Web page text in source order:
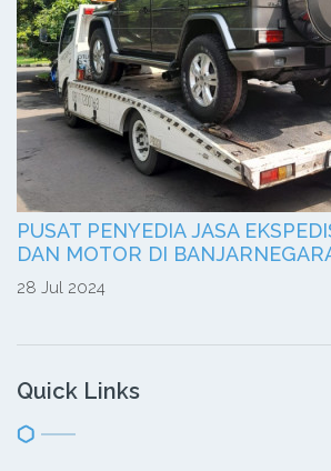
PUSAT PENYEDIA JASA
DAN MOTOR DI
28 Jul 2024
Quick Links